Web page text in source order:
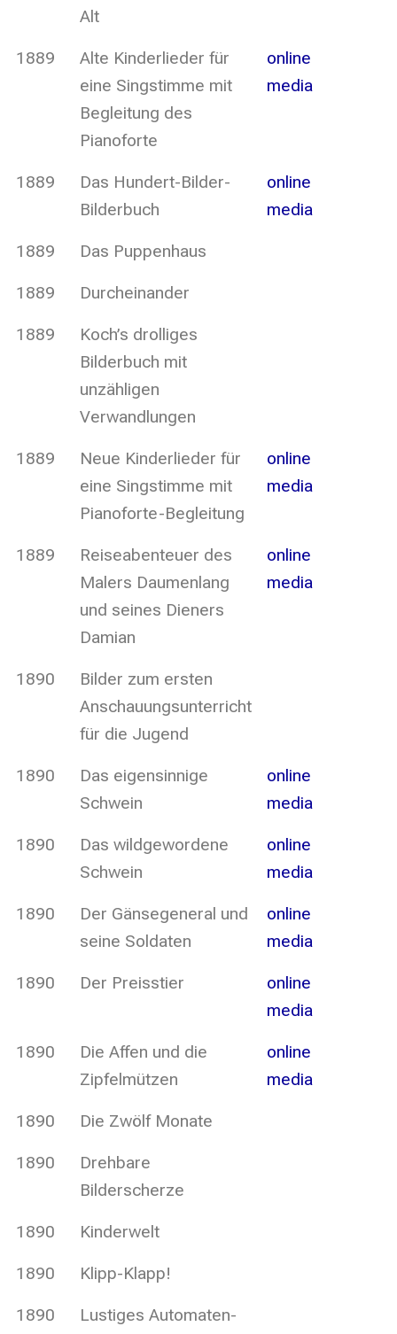
Alt
1889
Alte Kinderlieder für
eine Singstimme mit
Begleitung des
Pianoforte
online
media
1889
Das Hundert-Bilder-
Bilderbuch
online
media
1889 Das Puppenhaus
1889 Durcheinander
1889
Koch’s drolliges
Bilderbuch mit
unzähligen
Verwandlungen
1889
Neue Kinderlieder für
eine Singstimme mit
Pianoforte-Begleitung
online
media
1889
Reiseabenteuer des
Malers Daumenlang
und seines Dieners
Damian
online
media
1890
Bilder zum ersten
Anschauungsunterricht
für die Jugend
1890
Das eigensinnige
Schwein
online
media
1890
Das wildgewordene
Schwein
online
media
1890
Der Gänsegeneral und
seine Soldaten
online
media
1890 Der Preisstier
online
media
1890
Die Affen und die
Zipfelmützen
online
media
1890 Die Zwölf Monate
1890
Drehbare
Bilderscherze
1890 Kinderwelt
1890 Klipp-Klapp!
1890
Lustiges Automaten-